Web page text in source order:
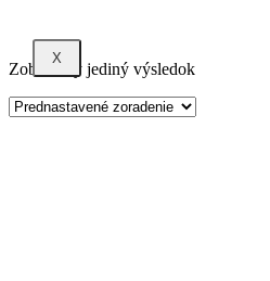
X
Zobrazený jediný výsledok